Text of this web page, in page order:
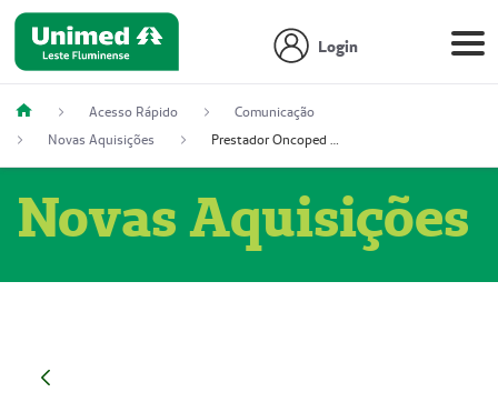
Login
Acesso Rápido
Comunicação
Novas Aquisições
Prestador Oncoped Serviços Médicos (51004335-0)
Novas Aquisições